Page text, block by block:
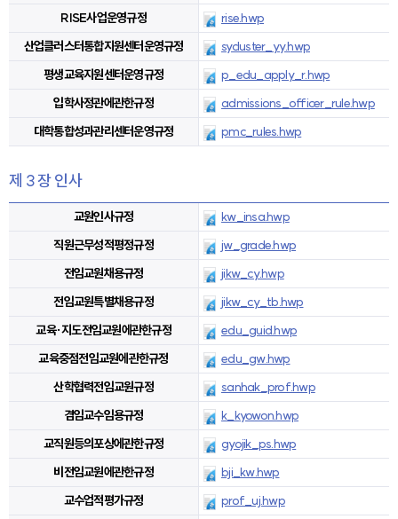
RISE사업운영규정
rise.hwp
산업클러스터통합지원센터운영규정
sycluster_yy.hwp
평생교육지원센터운영규정
p_edu_apply_r.hwp
입학사정관에관한규정
admissions_officer_rule.hwp
대학통합성과관리센터운영규정
pmc_rules.hwp
제 3 장 인사
교원인사규정
kw_insa.hwp
직원근무성적평정규정
jw_grade.hwp
전임교원채용규정
jikw_cy.hwp
전임교원특별채용규정
jikw_cy_tb.hwp
교육·지도전임교원에관한규정
edu_guid.hwp
교육중점전임교원에관한규정
edu_gw.hwp
산학협력전임교원규정
sanhak_prof.hwp
겸임교수임용규정
k_kyowon.hwp
교직원등의포상에관한규정
gyojik_ps.hwp
비전임교원에관한규정
bji_kw.hwp
교수업적평가규정
prof_uj.hwp